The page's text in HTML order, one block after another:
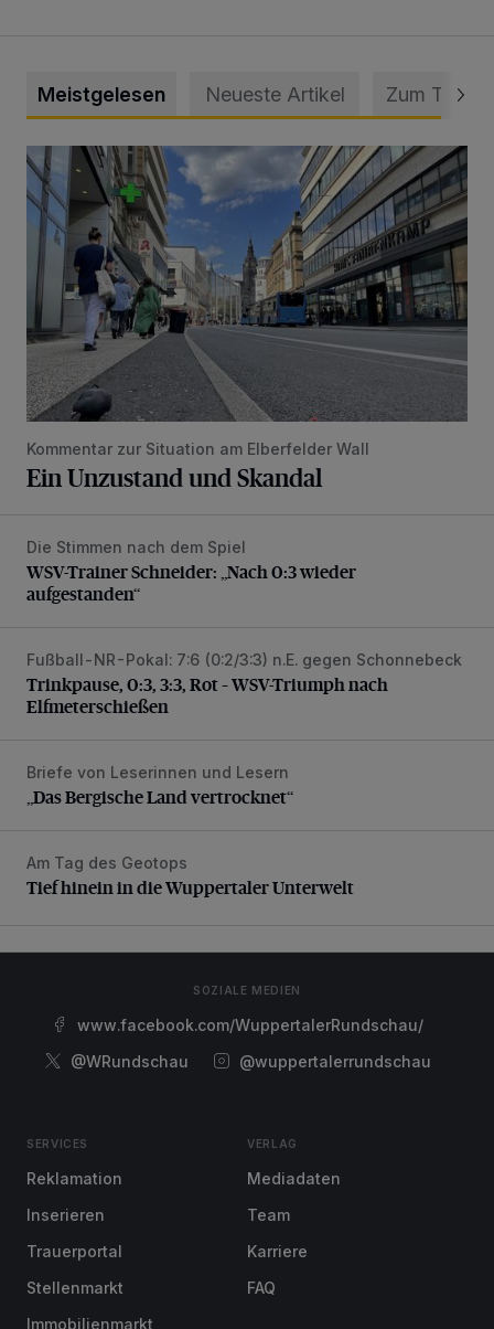
Meistgelesen Neueste Artikel Zum Thema
Ein Unzustand und Skandal
Kommentar zur Situation am Elberfelder Wall
Ein Unzustand und Skandal
WSV-Trainer Schneider: „Nach 0:3 wieder aufgestanden“
Die Stimmen nach dem Spiel
WSV-Trainer Schneider: „Nach 0:3 wieder
aufgestanden“
Trinkpause, 0:3, 3:3, Rot – WSV-Triumph nach
Fußball-NR-Pokal: 7:6 (0:2/3:3) n.E. gegen Schonnebeck
Trinkpause, 0:3, 3:3, Rot – WSV-Triumph nach
Elfmeterschießen
„Das Bergische Land vertrocknet“
Briefe von Leserinnen und Lesern
„Das Bergische Land vertrocknet“
Tief hinein in die Wuppertaler Unterwelt
Am Tag des Geotops
Tief hinein in die Wuppertaler Unterwelt
SOZIALE MEDIEN
www.facebook.com/WuppertalerRundschau/
@WRundschau
@wuppertalerrundschau
SERVICES
Reklamation
Inserieren
Trauerportal
Stellenmarkt
Immobilienmarkt
VERLAG
Mediadaten
Team
Karriere
FAQ